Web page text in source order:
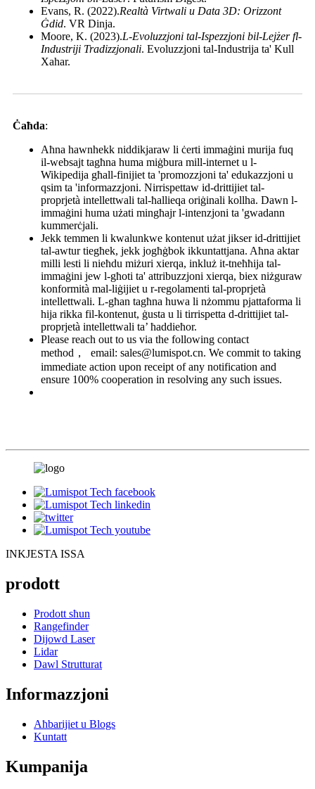
Evans, R. (2022).Realtà Virtwali u Data 3D: Orizzont
Ġdid. VR Dinja.
Moore, K. (2023).L-Evoluzzjoni tal-Ispezzjoni bil-Lejżer fl-
Industriji Tradizzjonali. Evoluzzjoni tal-Industrija ta' Kull
Xahar.
Ċaħda:
Aħna hawnhekk niddikjaraw li ċerti immaġini murija fuq
il-websajt tagħna huma miġbura mill-internet u l-
Wikipedija għall-finijiet ta 'promozzjoni ta' edukazzjoni u
qsim ta 'informazzjoni. Nirrispettaw id-drittijiet tal-
proprjetà intellettwali tal-ħallieqa oriġinali kollha. Dawn l-
immaġini huma użati mingħajr l-intenzjoni ta 'gwadann
kummerċjali.
Jekk temmen li kwalunkwe kontenut użat jikser id-drittijiet
tal-awtur tiegħek, jekk jogħġbok ikkuntattjana. Aħna aktar
milli lesti li nieħdu miżuri xierqa, inkluż it-tneħħija tal-
immaġini jew l-għoti ta' attribuzzjoni xierqa, biex niżguraw
konformità mal-liġijiet u r-regolamenti tal-proprjetà
intellettwali. L-għan tagħna huwa li nżommu pjattaforma li
hija rikka fil-kontenut, ġusta u li tirrispetta d-drittijiet tal-
proprjetà intellettwali ta’ ħaddieħor.
Please reach out to us via the following contact
method， email: sales@lumispot.cn. We commit to taking
immediate action upon receipt of any notification and
ensure 100% cooperation in resolving any such issues.
INKJESTA ISSA
prodott
Prodott sħun
Rangefinder
Dijowd Laser
Lidar
Dawl Strutturat
Informazzjoni
Aħbarijiet u Blogs
Kuntatt
Kumpanija